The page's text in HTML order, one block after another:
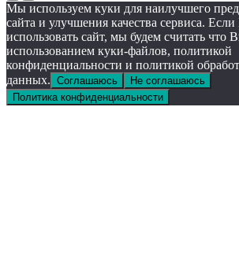
Мы используем куки для наилучшего
сайта и улучшения качества сервиса.
использовать сайт, мы будем считать что
использованием куки-файлов, политикой
конфиденциальности и политикой
данных. Соглашаюсь
Не соглашаюсь
Политика конфиденциальности